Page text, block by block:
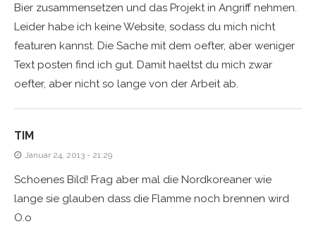
Bier zusammensetzen und das Projekt in Angriff nehmen.
Leider habe ich keine Website, sodass du mich nicht
featuren kannst. Die Sache mit dem oefter, aber weniger
Text posten find ich gut. Damit haeltst du mich zwar
oefter, aber nicht so lange von der Arbeit ab.
TIM
Januar 24, 2013 - 21:29
Schoenes Bild! Frag aber mal die Nordkoreaner wie
lange sie glauben dass die Flamme noch brennen wird
O.o